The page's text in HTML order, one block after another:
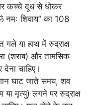
कच्चे दूध से धोकर
नमः शिवाय” का 108
गले या हाथ में रुद्राक्ष
(शराब) और तामसिक
चाहिए।
घाट जाते समय, शव
मृत्यु) लगने पर रुद्राक्ष